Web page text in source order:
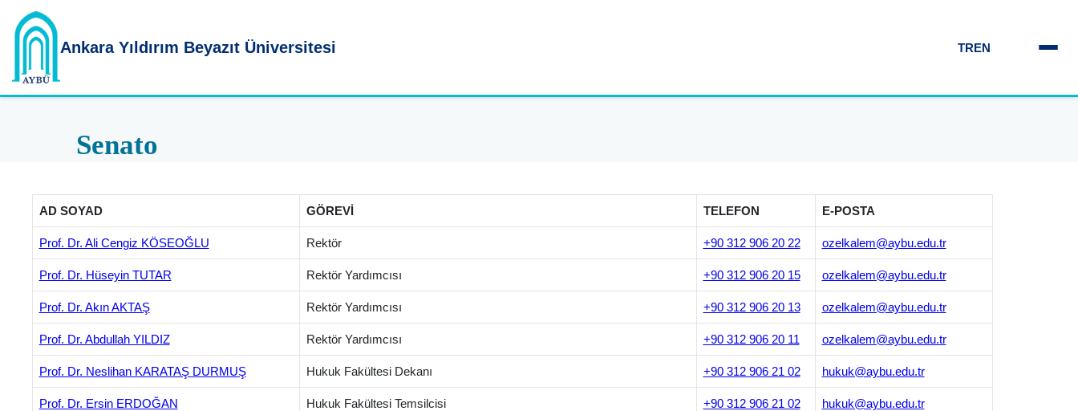
Ankara Yıldırım Beyazıt Üniversitesi TREN
Senato
AD SOYAD GÖREVİ TELEFON E-POSTA
Prof. Dr. Ali Cengiz KÖSEOĞLU Rektör +90 312 906 20 22 ozelkalem@aybu.edu.tr
Prof. Dr. Hüseyin TUTAR Rektör Yardımcısı +90 312 906 20 15 ozelkalem@aybu.edu.tr
Prof. Dr. Akın AKTAŞ Rektör Yardımcısı +90 312 906 20 13 ozelkalem@aybu.edu.tr
Prof. Dr. Abdullah YILDIZ Rektör Yardımcısı +90 312 906 20 11 ozelkalem@aybu.edu.tr
Prof. Dr. Neslihan KARATAŞ DURMUŞ Hukuk Fakültesi Dekanı +90 312 906 21 02 hukuk@aybu.edu.tr
Prof. Dr. Ersin ERDOĞAN Hukuk Fakültesi Temsilcisi +90 312 906 21 02 hukuk@aybu.edu.tr